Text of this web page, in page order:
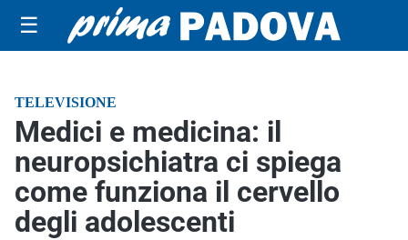
☰
TELEVISIONE
Medici e medicina: il
neuropsichiatra ci spiega
come funziona il cervello
degli adolescenti